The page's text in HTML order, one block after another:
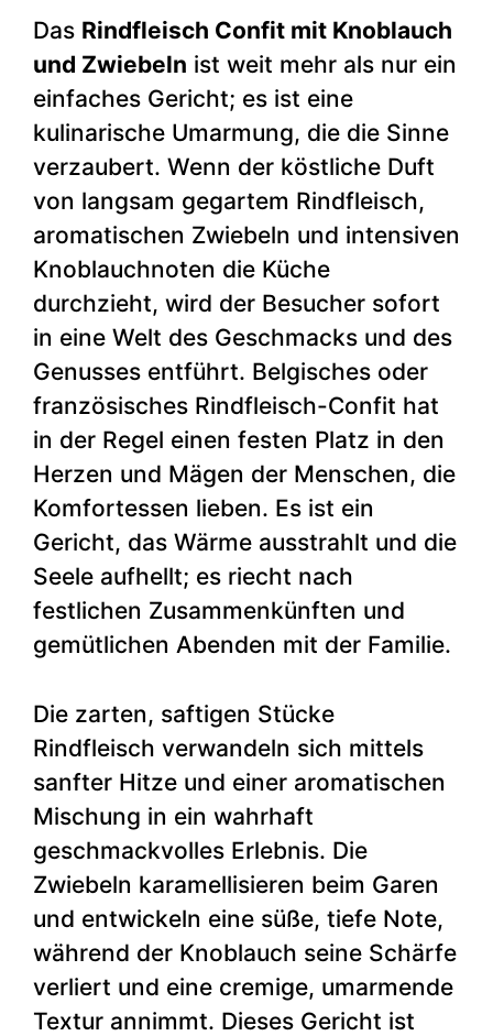
Das Rindfleisch Confit mit Knoblauch
und Zwiebeln ist weit mehr als nur ein
einfaches Gericht; es ist eine
kulinarische Umarmung, die die Sinne
verzaubert. Wenn der köstliche Duft
von langsam gegartem Rindfleisch,
aromatischen Zwiebeln und intensiven
Knoblauchnoten die Küche
durchzieht, wird der Besucher sofort
in eine Welt des Geschmacks und des
Genusses entführt. Belgisches oder
französisches Rindfleisch-Confit hat
in der Regel einen festen Platz in den
Herzen und Mägen der Menschen, die
Komfortessen lieben. Es ist ein
Gericht, das Wärme ausstrahlt und die
Seele aufhellt; es riecht nach
festlichen Zusammenkünften und
gemütlichen Abenden mit der Familie.
Die zarten, saftigen Stücke
Rindfleisch verwandeln sich mittels
sanfter Hitze und einer aromatischen
Mischung in ein wahrhaft
geschmackvolles Erlebnis. Die
Zwiebeln karamellisieren beim Garen
und entwickeln eine süße, tiefe Note,
während der Knoblauch seine Schärfe
verliert und eine cremige, umarmende
Textur annimmt. Dieses Gericht ist